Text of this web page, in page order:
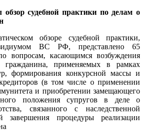
судебной практики по делам о
обзоре судебной практики,
ВС РФ, представлено 65
вопросам, касающимся возбуждения
гражданина, применяемых в рамках
формирования конкурсной массы и
(в том числе о применении
и приобретении замещающего
положения супругов в деле о
связанного с наследственной
завершения процедуры реализации